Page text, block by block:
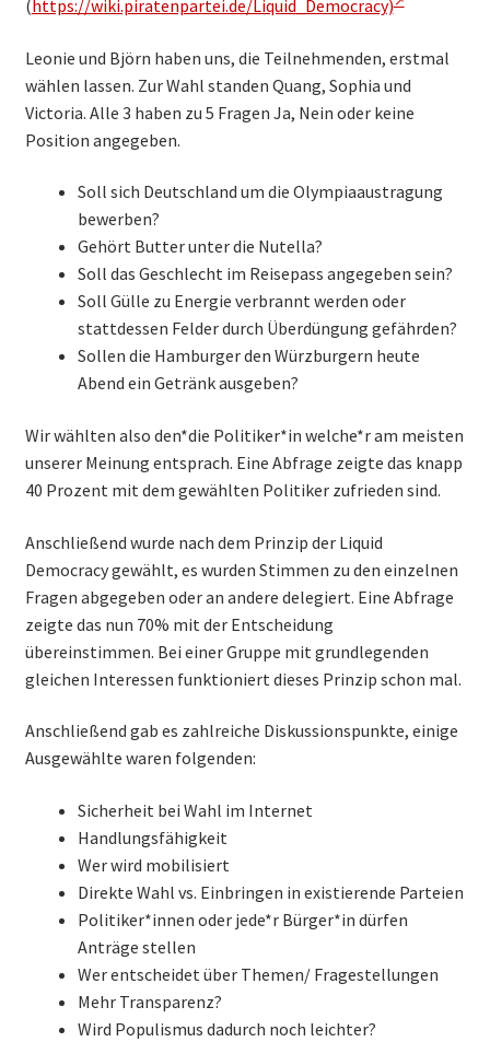
( https://wiki.piratenpartei.de/Liquid_Democracy)
Leonie und Björn haben uns, die Teilnehmenden, erstmal
wählen lassen. Zur Wahl standen Quang, Sophia und
Victoria. Alle 3 haben zu 5 Fragen Ja, Nein oder keine
Position angegeben.
Soll sich Deutschland um die Olympiaaustragung
bewerben?
Gehört Butter unter die Nutella?
Soll das Geschlecht im Reisepass angegeben sein?
Soll Gülle zu Energie verbrannt werden oder
stattdessen Felder durch Überdüngung gefährden?
Sollen die Hamburger den Würzburgern heute
Abend ein Getränk ausgeben?
Wir wählten also den*die Politiker*in welche*r am meisten
unserer Meinung entsprach. Eine Abfrage zeigte das knapp
40 Prozent mit dem gewählten Politiker zufrieden sind.
Anschließend wurde nach dem Prinzip der Liquid
Democracy gewählt, es wurden Stimmen zu den einzelnen
Fragen abgegeben oder an andere delegiert. Eine Abfrage
zeigte das nun 70% mit der Entscheidung
übereinstimmen. Bei einer Gruppe mit grundlegenden
gleichen Interessen funktioniert dieses Prinzip schon mal.
Anschließend gab es zahlreiche Diskussionspunkte, einige
Ausgewählte waren folgenden:
Sicherheit bei Wahl im Internet
Handlungsfähigkeit
Wer wird mobilisiert
Direkte Wahl vs. Einbringen in existierende Parteien
Politiker*innen oder jede*r Bürger*in dürfen
Anträge stellen
Wer entscheidet über Themen/ Fragestellungen
Mehr Transparenz?
Wird Populismus dadurch noch leichter?